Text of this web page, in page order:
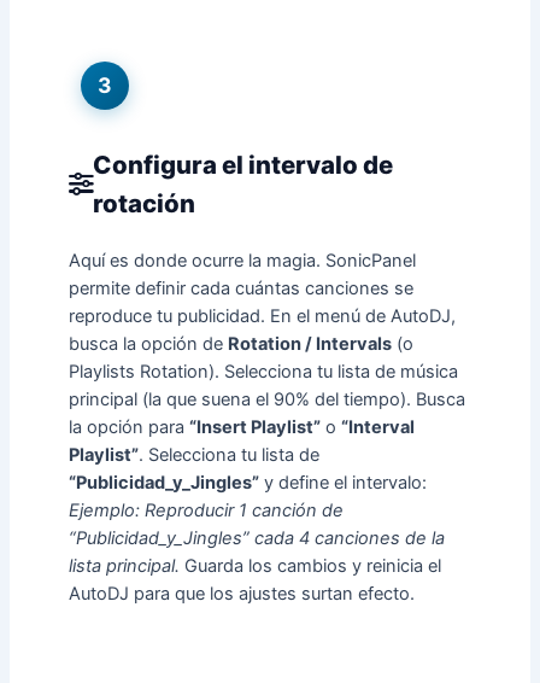
3
Configura el intervalo de
rotación
Aquí es donde ocurre la magia. SonicPanel
permite definir cada cuántas canciones se
reproduce tu publicidad. En el menú de AutoDJ,
busca la opción de Rotation / Intervals (o
Playlists Rotation). Selecciona tu lista de música
principal (la que suena el 90% del tiempo). Busca
la opción para“Insert Playlist” o“Interval
Playlist”. Selecciona tu lista de
“Publicidad_y_Jingles” y define el intervalo:
Ejemplo: Reproducir 1 canción de
“Publicidad_y_Jingles” cada 4 canciones de la
lista principal. Guarda los cambios y reinicia el
AutoDJ para que los ajustes surtan efecto.